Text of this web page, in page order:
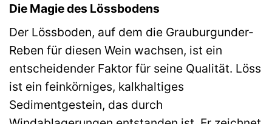
Die Magie des Lössbodens
Der Lössboden, auf dem die Grauburgunder-
Reben für diesen Wein wachsen, ist ein
entscheidender Faktor für seine Qualität. Löss
ist ein feinkörniges, kalkhaltiges
Sedimentgestein, das durch